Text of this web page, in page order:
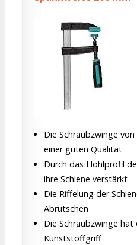
Die Schraubzwinge
einer guten Qualität
Durch das Hohlprofil
ihre Schiene verstärkt
Die Riffelung der
Abrutschen
Die Schraubzwinge hat
Kunststoffgriff